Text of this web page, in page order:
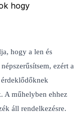
hogy
hogy a len és
ezért a
A műhelyben ehhez
áll rendelkezésre.